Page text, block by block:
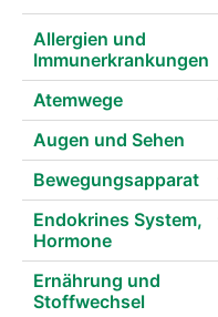
Allergien und
Immunerkrankungen
Atemwege
Augen und Sehen
Bewegungsapparat
Endokrines System,
Hormone
Ernährung und
Stoffwechsel